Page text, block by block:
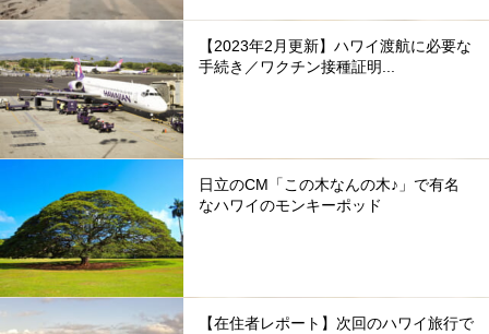
【2023年2月更新】ハワイ渡航に必要な
手続き／ワクチン接種証明...
日立のCM「この木なんの木♪」で有名
なハワイのモンキーポッド
【在住者レポート】次回のハワイ旅行で